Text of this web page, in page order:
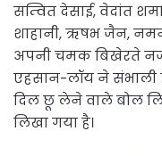
सम्वित देसाई, वेदांत
शाहानी, ऋषभ जैन,
अपनी चमक बिखेरते
एहसान-लॉय ने संभाली
दिल छू लेने वाले बोल लिखे
लिखा गया है।